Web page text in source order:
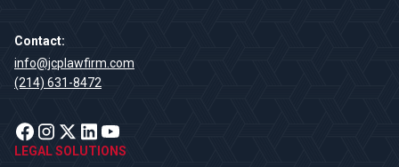
Contact:
info@jcplawfirm.com
(214) 631-8472
LEGAL SOLUTIONS